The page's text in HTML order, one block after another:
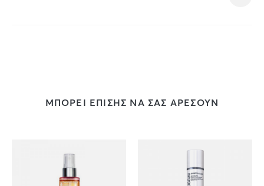
ΜΠΟΡΕΙ ΕΠΙΣΗΣ ΝΑ ΣΑΣ ΑΡΕΣΟΥΝ